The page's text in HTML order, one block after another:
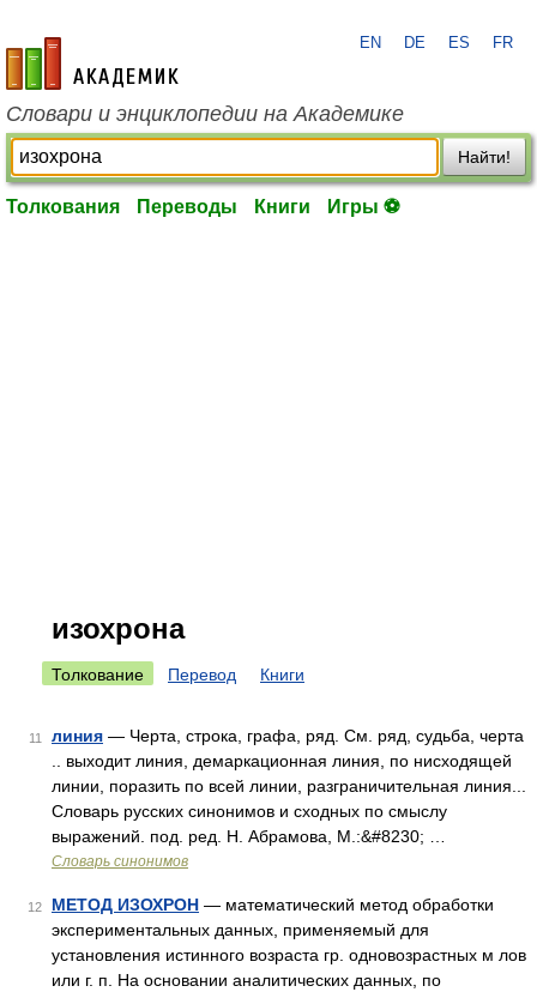
academic.ru
EN DE ES FR
Словари и энциклопедии на Академике
Найти!
Толкования Переводы Книги Игры ⚽
изохрона
Толкование Перевод Книги
11 линия — Черта, строка, графа, ряд. См. ряд, судьба, черта
.. выходит линия, демаркационная линия, по нисходящей
линии, поразить по всей линии, разграничительная линия...
Словарь русских синонимов и сходных по смыслу
выражений. под. ред. Н. Абрамова, М.:&#8230; …
Словарь синонимов
12 МЕТОД ИЗОХРОН — математический метод обработки
экспериментальных данных, применяемый для
установления истинного возраста гр. одновозрастных м лов
или г. п. На основании аналитических данных, по